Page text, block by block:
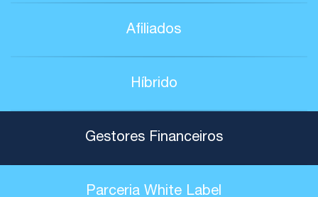
Afiliados
Híbrido
Gestores Financeiros
Parceria White Label